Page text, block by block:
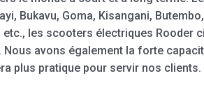
Bukavu, Goma, Kisangani,
etc., les scooters électriques
Nous avons également la forte
plus pratique pour servir nos clients.